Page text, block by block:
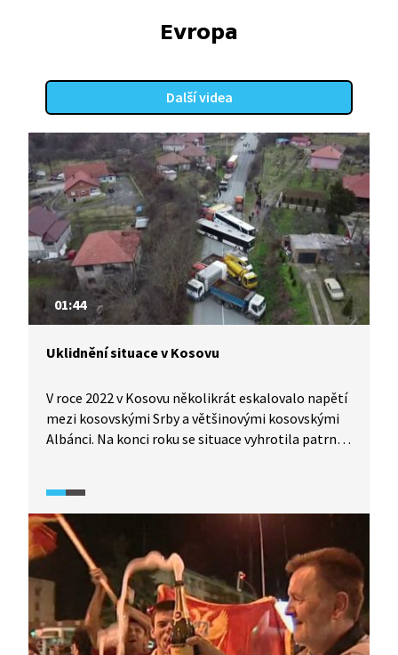
Evropa
Další videa
01:44
Uklidnění situace v Kosovu
V roce 2022 v Kosovu několikrát eskalovalo napětí
mezi kosovskými Srby a většinovými kosovskými
Albánci. Na konci roku se situace vyhrotila patrně
dokonce uvedl srbskou armádu do „stavu nejvyšší
pohotovosti“. Kosovská vláda viní z vyhrocení
vztahů Srby. Ti to však odmítají a naopak viní
Kosovo, že utlačuje srbskou menšinu v Kosovu.
Srbsko sice nadále kosovskou nezávislost
neuznává, přesto je dohoda z konce roku 2022
vnímána jako jisté uklidnění doutnajícího
konfliktu na neklidném Balkáně.